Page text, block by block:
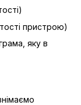
пристрою)
яку в